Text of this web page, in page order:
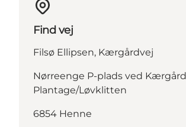
Find vej
Filsø Ellipsen, Kærgårdvej
Nørreenge P-plads ved Kærgård
Plantage/Løvklitten
6854 Henne